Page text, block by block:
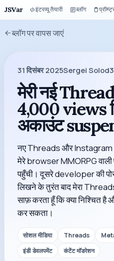
JSVar इंटरव्यू तैयारी ब्लॉग
ब्लॉग पर वापस जाएं
31 दिसंबर 2025Sergei Solod3
मेरी नई
4,000 views
अकाउंट
नए Threads और Instagram
मेरे browser MMORPG
पहुँची। दूसरे developer की
लिखने के तुरंत बाद मेरा
साफ़ करता हूँ कि क्या निश्चित है
कर सकता।
सोशल मीडिया Threads
इंडी डेवलपमेंट
कंटेंट मॉडरेशन